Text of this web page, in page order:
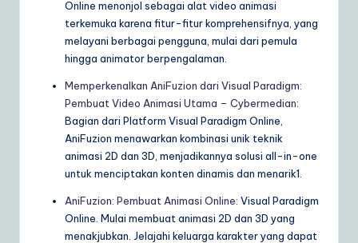
Online menonjol sebagai alat video animasi
terkemuka karena fitur-fitur komprehensifnya, yang
melayani berbagai pengguna, mulai dari pemula
hingga animator berpengalaman.
Memperkenalkan AniFuzion dari Visual Paradigm:
Pembuat Video Animasi Utama – Cybermedian:
Bagian dari Platform Visual Paradigm Online,
AniFuzion menawarkan kombinasi unik teknik
animasi 2D dan 3D, menjadikannya solusi all-in-one
untuk menciptakan konten dinamis dan menarik1.
AniFuzion: Pembuat Animasi Online: Visual Paradigm
Online. Mulai membuat animasi 2D dan 3D yang
menakjubkan. Jelajahi keluarga karakter yang dapat